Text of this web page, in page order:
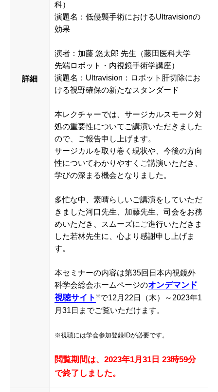
詳細
科）
演題名：低侵襲手術におけるUltravisionの
効果
演者：加藤 悠太郎 先生（藤田医科大学
先端ロボット・内視鏡手術学講座）
演題名：Ultravision：ロボット肝切除にお
ける視野確保の新たなスタンダード
本レクチャーでは、サージカルスモーク対
処の重要性についてご講演いただきました
ので、ご報告申し上げます。
サージカルを取り巻く現状や、今後の方向
性についてわかりやすくご講演いただき、
学びの深まる機会となりました。
多忙な中、素晴らしいご講演をしていただ
きました河口先生、加藤先生、司会をお務
めいただき、スムーズにご進行いただきま
した若林先生に、心より感謝申し上げま
す。
本セミナーの内容は第35回日本内視鏡外
科学会総会ホームページのオンデマンド
視聴サイト ※ で12月22日（木）～2023年1
月31日までご覧いただけます。
※視聴には学会参加登録IDが必要です。
閲覧期間は、2023年1月31日 23時59分
で終了しました。